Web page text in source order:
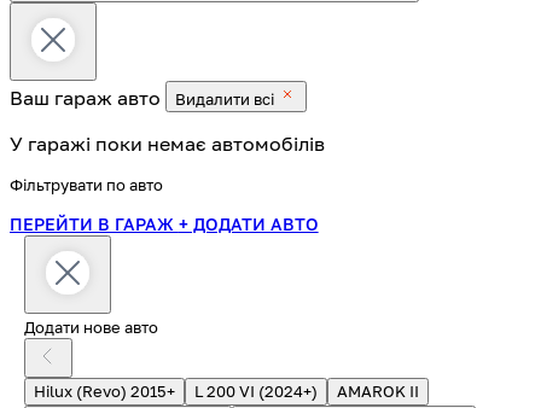
Ваш гараж авто Видалити всі
У гаражі поки немає автомобілів
Фільтрувати по авто
ПЕРЕЙТИ В ГАРАЖ + ДОДАТИ АВТО
Додати нове авто
Hilux (Revo) 2015+ L 200 VI (2024+)
AMAROK II